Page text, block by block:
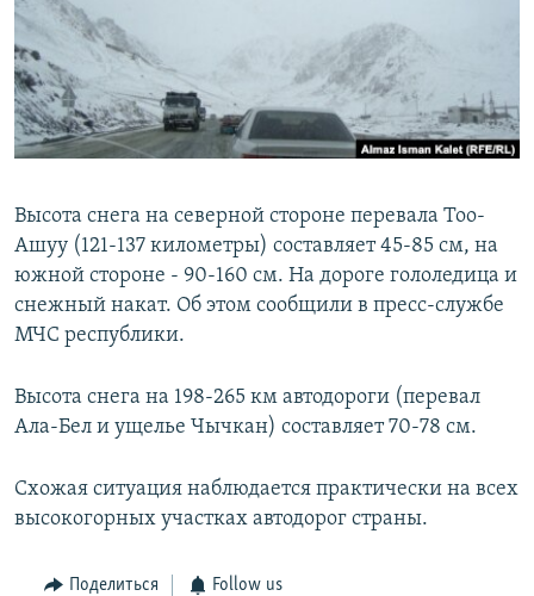
Высота снега на северной стороне перевала Тоо-
Ашуу (121-137 километры) составляет 45-85 см, на
южной стороне - 90-160 см. На дороге гололедица и
снежный накат. Об этом сообщили в пресс-службе
МЧС республики.
Высота снега на 198-265 км автодороги (перевал
Ала-Бел и ущелье Чычкан) составляет 70-78 см.
Схожая ситуация наблюдается практически на всех
высокогорных участках автодорог страны.
Поделиться Follow us